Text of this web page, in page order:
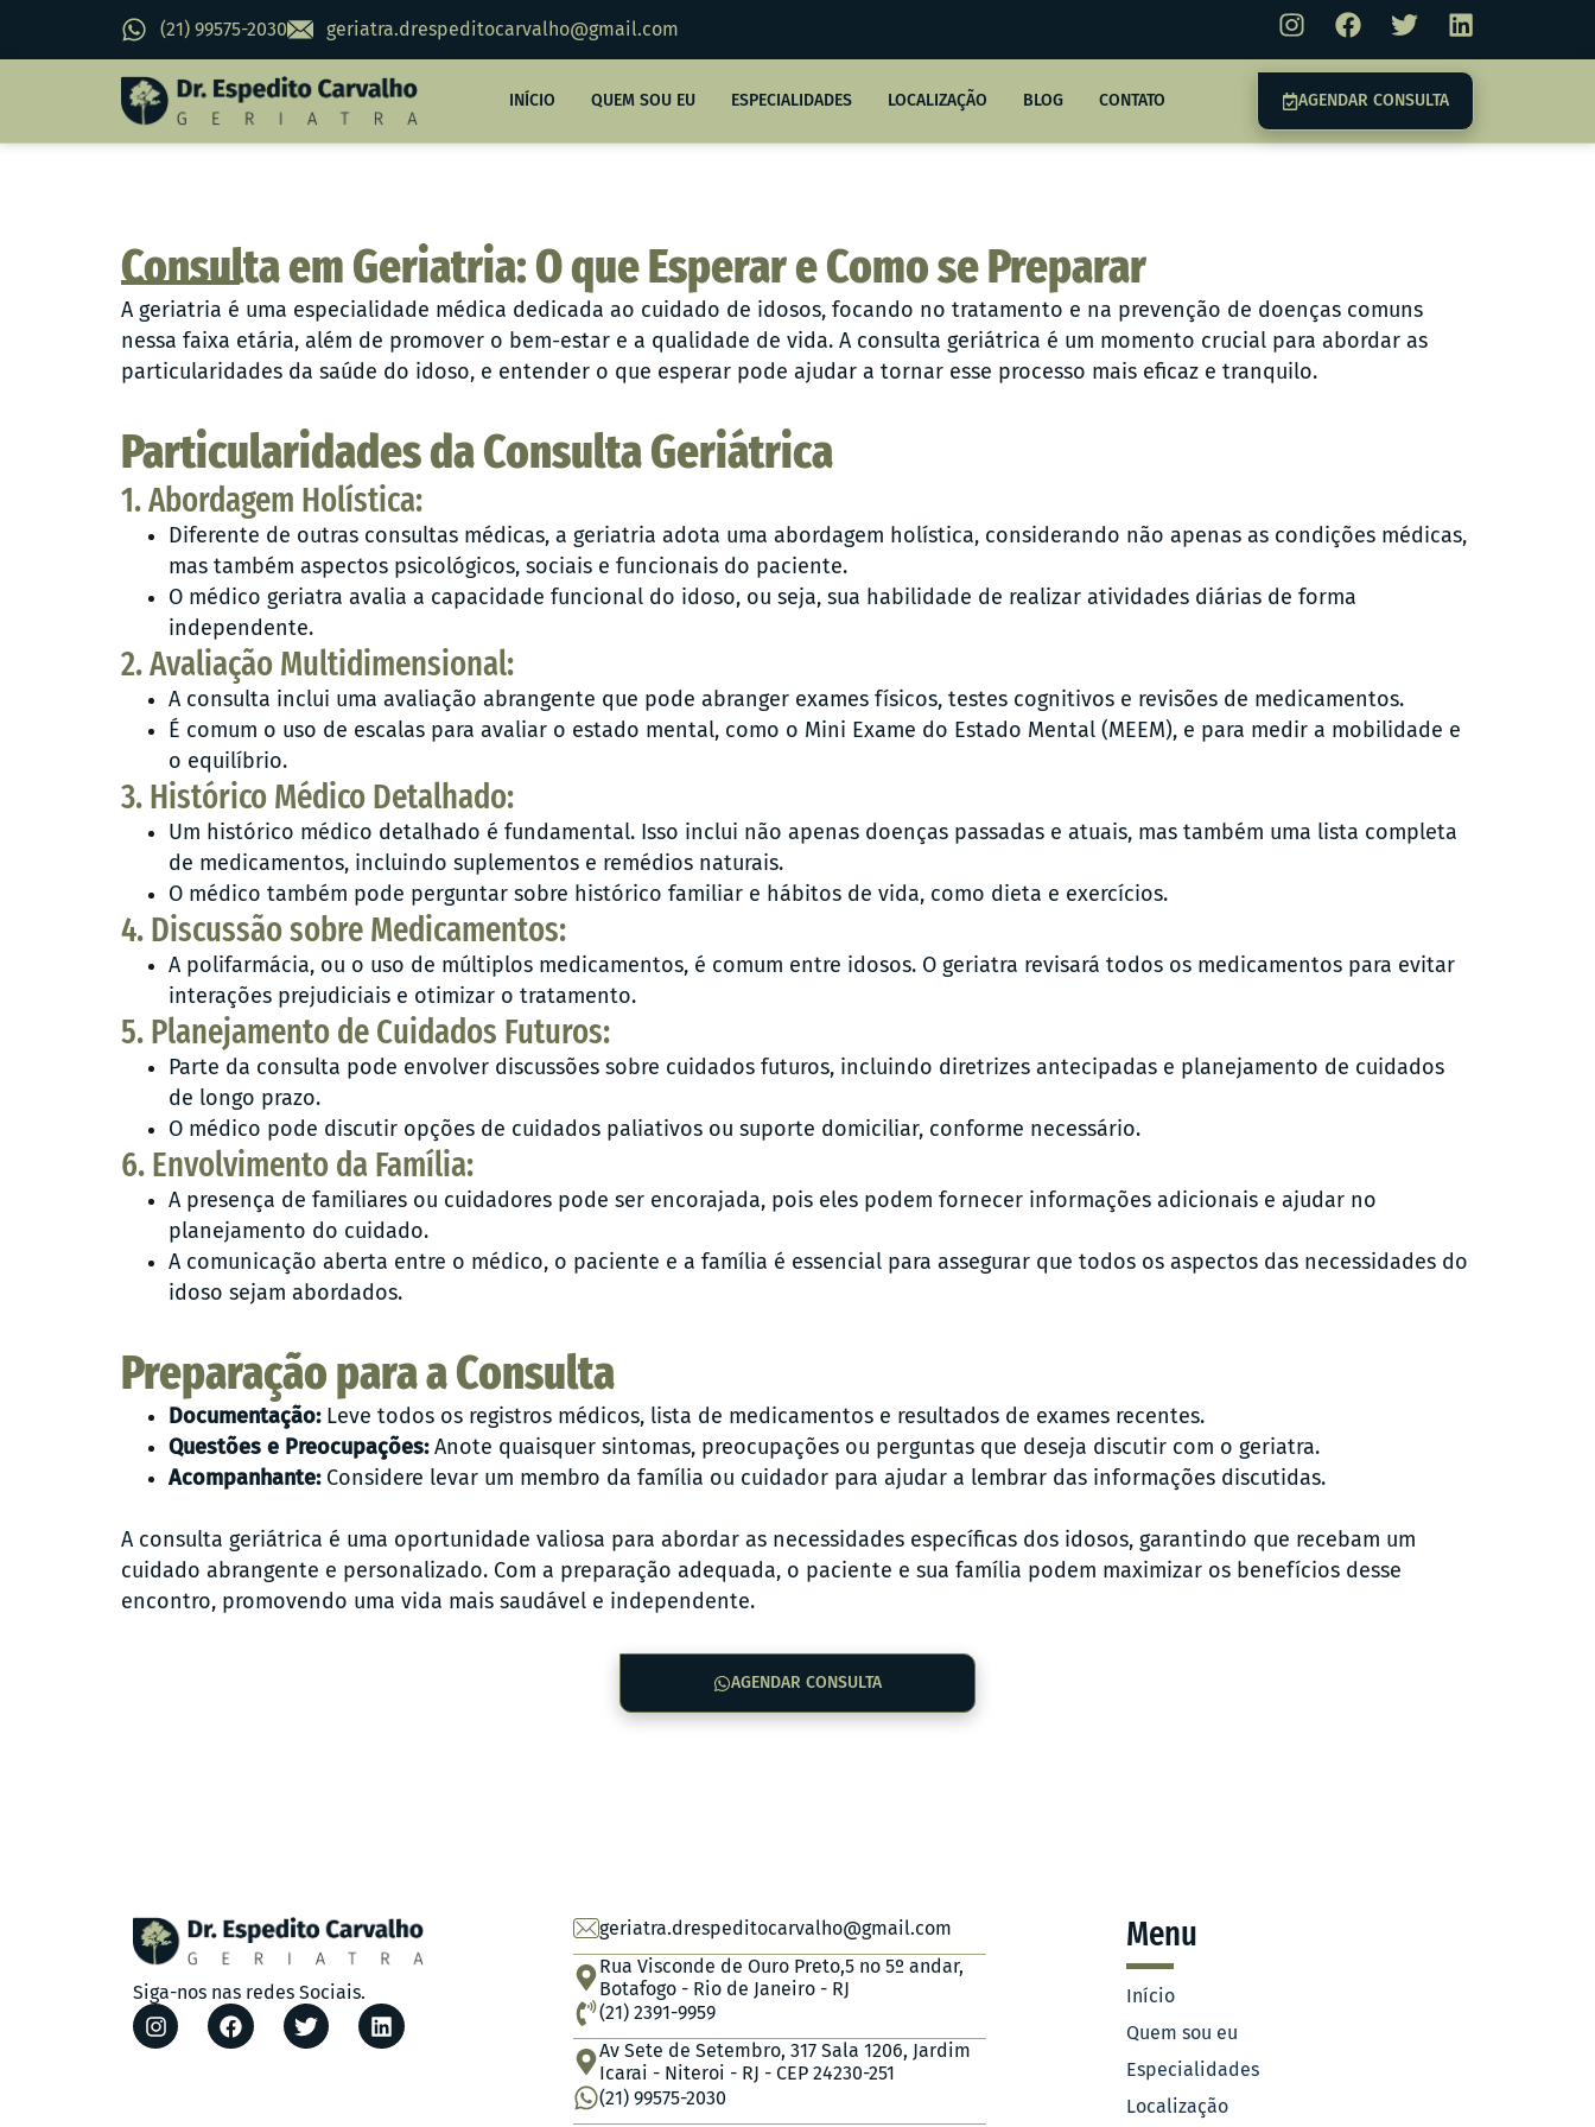
(21) 99575-2030 geriatra.drespeditocarvalho@gmail.com
AGENDAR CONSULTA
INÍCIO QUEM SOU EU ESPECIALIDADES LOCALIZAÇÃO BLOG CONTATO
Consulta em Geriatria: O que Esperar e Como se Preparar
A geriatria é uma especialidade médica dedicada ao cuidado de idosos, focando no tratamento e na prevenção de doenças comuns
nessa faixa etária, além de promover o bem-estar e a qualidade de vida. A consulta geriátrica é um momento crucial para abordar as
particularidades da saúde do idoso, e entender o que esperar pode ajudar a tornar esse processo mais eficaz e tranquilo.
Particularidades da Consulta Geriátrica
1. Abordagem Holística:
Diferente de outras consultas médicas, a geriatria adota uma abordagem holística, considerando não apenas as condições médicas,
mas também aspectos psicológicos, sociais e funcionais do paciente.
O médico geriatra avalia a capacidade funcional do idoso, ou seja, sua habilidade de realizar atividades diárias de forma
independente.
2. Avaliação Multidimensional:
A consulta inclui uma avaliação abrangente que pode abranger exames físicos, testes cognitivos e revisões de medicamentos.
É comum o uso de escalas para avaliar o estado mental, como o Mini Exame do Estado Mental (MEEM), e para medir a mobilidade e
o equilíbrio.
3. Histórico Médico Detalhado:
Um histórico médico detalhado é fundamental. Isso inclui não apenas doenças passadas e atuais, mas também uma lista completa
de medicamentos, incluindo suplementos e remédios naturais.
O médico também pode perguntar sobre histórico familiar e hábitos de vida, como dieta e exercícios.
4. Discussão sobre Medicamentos:
A polifarmácia, ou o uso de múltiplos medicamentos, é comum entre idosos. O geriatra revisará todos os medicamentos para evitar
interações prejudiciais e otimizar o tratamento.
5. Planejamento de Cuidados Futuros:
Parte da consulta pode envolver discussões sobre cuidados futuros, incluindo diretrizes antecipadas e planejamento de cuidados
de longo prazo.
O médico pode discutir opções de cuidados paliativos ou suporte domiciliar, conforme necessário.
6. Envolvimento da Família:
A presença de familiares ou cuidadores pode ser encorajada, pois eles podem fornecer informações adicionais e ajudar no
planejamento do cuidado.
A comunicação aberta entre o médico, o paciente e a família é essencial para assegurar que todos os aspectos das necessidades do
idoso sejam abordados.
Preparação para a Consulta
Documentação:Leve todos os registros médicos, lista de medicamentos e resultados de exames recentes.
Questões e Preocupações:Anote quaisquer sintomas, preocupações ou perguntas que deseja discutir com o geriatra.
Acompanhante:Considere levar um membro da família ou cuidador para ajudar a lembrar das informações discutidas.
A consulta geriátrica é uma oportunidade valiosa para abordar as necessidades específicas dos idosos, garantindo que recebam um
cuidado abrangente e personalizado. Com a preparação adequada, o paciente e sua família podem maximizar os benefícios desse
encontro, promovendo uma vida mais saudável e independente.
AGENDAR CONSULTA
Siga-nos nas redes Sociais.
geriatra.drespeditocarvalho@gmail.com
Rua Visconde de Ouro Preto,5 no 5º andar,
Botafogo - Rio de Janeiro - RJ
(21) 2391-9959
Av Sete de Setembro, 317 Sala 1206, Jardim
Icarai - Niteroi - RJ - CEP 24230-251
(21) 99575-2030
Menu
Início
Quem sou eu
Especialidades
Localização